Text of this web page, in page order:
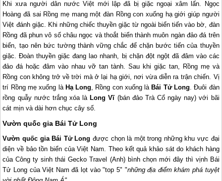
Khi xưa người dân nước Việt mới lập đã bị giặc ngoại xâm lấn. Ngọc
Hoàng đã sai Rồng mẹ mang một đàn Rồng con xuống hạ giới giúp người
Việt đánh giặc. Khi những chiếc thuyền giặc từ ngoài biển tiến vào bờ, đàn
Rồng đã phun vô số châu ngọc và thoắt biến thành muôn ngàn đảo đá trên
biển, tạo nên bức tường thành vững chắc để chặn bước tiến của thuyền
giặc. Đoàn thuyền giặc đang lao nhanh, bị chặn đột ngột đã đâm vào các
đảo đá hoặc đâm vào nhau vỡ tan tành. Sau khi giặc tan, Rồng mẹ và
Rồng con không trở về trời mà ở lại hạ giới, nơi vừa diễn ra trận chiến. Vị
trí Rồng mẹ xuống là Hạ Long , Rồng con xuống làBái Tử Long . Đuôi đàn
rồng quẫy nước trắng xóa làLong Vĩ(bán đảo Trà Cổ ngày nay) với bãi
cát mịn và dài hơn chục cây số.
Vườn quốc gia Bái Tử Long
Vườn quốc gia Bái Tử Long được chọn là một trong những khu vực đại
diện về bảo tồn biển của Việt Nam. Theo kết quả khảo sát do khách hàng
của Công ty sinh thái Gecko Travel (Anh) bình chọn mới đây thì vịnh Bái
Tử Long của Việt Nam đã lọt vào "top 5" "những địa điểm khám phá tuyệt